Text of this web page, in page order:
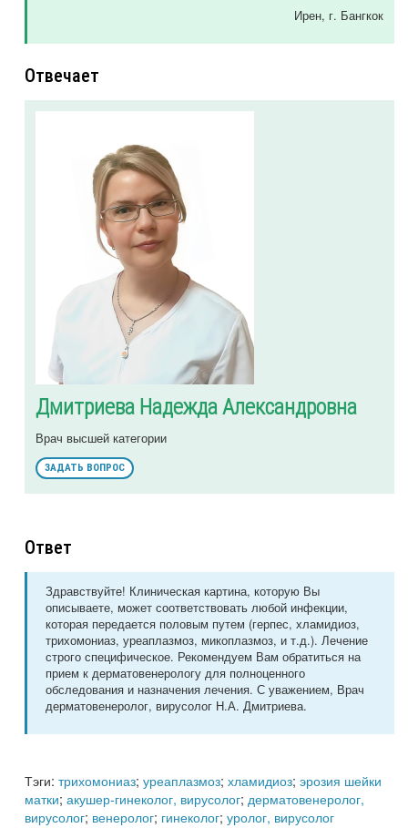
Ирен, г. Бангкок
Отвечает
Дмитриева Надежда Александровна
Врач высшей категории
ЗАДАТЬ ВОПРОС
Ответ
Здравствуйте! Клиническая картина, которую Вы
описываете, может соответствовать любой инфекции,
которая передается половым путем (герпес, хламидиоз,
трихомониаз, уреаплазмоз, микоплазмоз, и т.д.). Лечение
строго специфическое. Рекомендуем Вам обратиться на
прием к дерматовенерологу для полноценного
обследования и назначения лечения. С уважением, Врач
дерматовенеролог, вирусолог Н.А. Дмитриева.
Тэги: трихомониаз; уреаплазмоз; хламидиоз; эрозия шейки
матки; акушер-гинеколог, вирусолог; дерматовенеролог,
вирусолог; венеролог; гинеколог; уролог, вирусолог